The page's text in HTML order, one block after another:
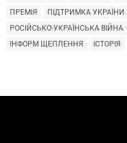
ПРЕМІЯ
ПІДТРИМКА УКРАЇНИ
РОСІЙСЬКО-УКРАЇНСЬКА ВІЙНА
ІНФОРМ ЩЕПЛЕННЯ
ІСТОРІЯ